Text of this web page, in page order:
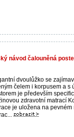
návod čalouněná
dvoulůžko se
čelem i korpusem a s
je především
zdravotní matrací
je uložena na pevném